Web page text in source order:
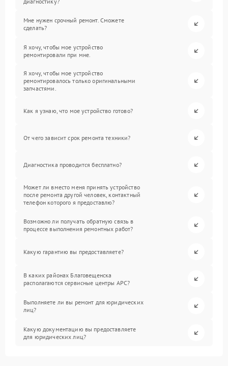
Мне нужен срочный ремонт. Сможете
сделать?
Я хочу, чтобы мое устройство
ремонтировали при мне.
Я хочу, чтобы мое устройство
ремонтировалось только оригинальными
запчастями.
Как я узнаю, что мое устройство готово?
От чего зависит срок ремонта техники?
Диагностика проводится бесплатно?
Может ли вместо меня принять устройство
после ремонта другой человек, контактный
телефон которого я предоставлю?
Возможно ли получать обратную связь в
процессе выполнения ремонтных работ?
Какую гарантию вы предоставляете?
В каких районах Благовещенска
располагаются сервисные центры APC?
Выполняете ли вы ремонт для юридических
лиц?
Какую документацию вы предоставляете
для юридических лиц?